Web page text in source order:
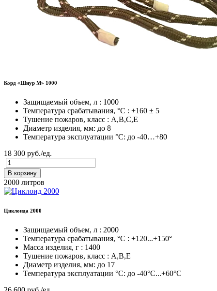
Корд «Шнур М» 1000
Защищаемый объем, л : 1000
Температура срабатывания, °C : +160 ± 5
Тушение пожаров, класс : A,B,C,E
Диаметр изделия, мм: до 8
Температура эксплуатации °C: до -40…+80
18 300 руб./ед.
В корзину
2000 литров
Циклоида 2000
Защищаемый объем, л : 2000
Температура срабатывания, °C : +120...+150°
Масса изделия, г : 1400
Тушение пожаров, класс : A,B,E
Диаметр изделия, мм: до 17
Температура эксплуатации °C: до -40°C...+60°C